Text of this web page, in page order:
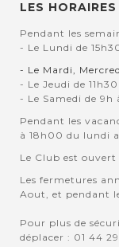
LES HORAIRES
Pendant les
- Le Lundi de
- Le Mardi,
- Le Jeudi de
- Le Samedi de 9h
Pendant les
à 18h00 du lundi
Le Club est
Les fermetures
Aout, et pendant
Pour plus de
déplacer : 01 44